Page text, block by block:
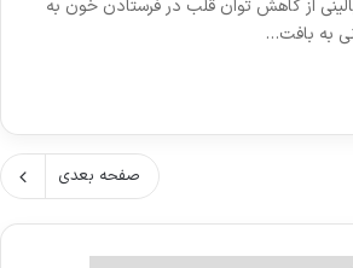
از کاهش توان قلب در فرستادن خون به
به بافت…
صفحه بعدی